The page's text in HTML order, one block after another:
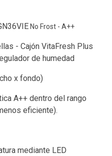
No Frost - A++
- Cajón VitaFresh Plus
de humedad
x fondo)
A++ dentro del rango
eficiente).
mediante LED